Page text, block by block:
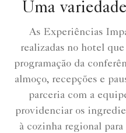
Uma
As Experiências
realizadas no hotel
programação da
almoço, recepções e
parceria com a
providenciar os
à cozinha regional para